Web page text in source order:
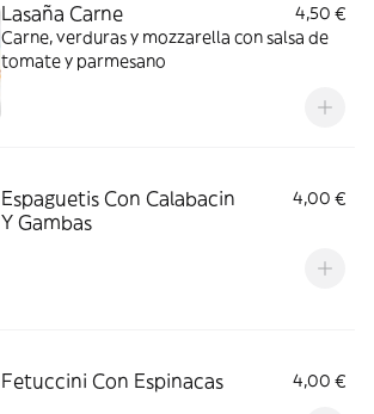
Lasaña Carne
4,50 €
Carne, verduras y mozzarella con salsa de
tomate y parmesano
Espaguetis Con Calabacin
Y Gambas
4,00 €
Fetuccini Con Espinacas 4,00 €